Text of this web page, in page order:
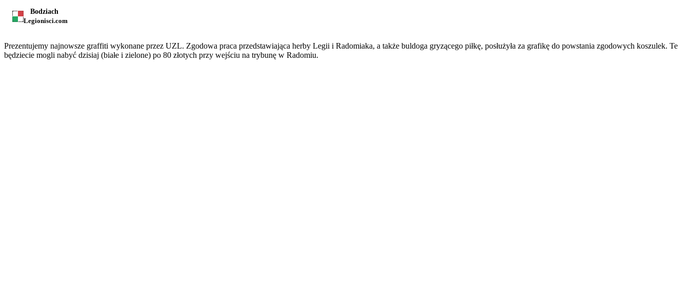
Bodziach
Legionisci.com
Prezentujemy najnowsze graffiti wykonane przez UZL. Zgodowa praca przedstawiająca herby Legii i Radomiaka, a także buldoga gryzącego piłkę, posłużyła za grafikę do powstania zgodowych koszulek. Te
będziecie mogli nabyć dzisiaj (białe i zielone) po 80 złotych przy wejściu na trybunę w Radomiu.